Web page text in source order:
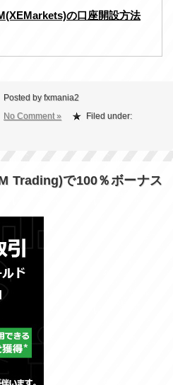
の口座開設方法
Posted by fxmania2
No Comment »
Filed under:
Trading)で100％ボーナス